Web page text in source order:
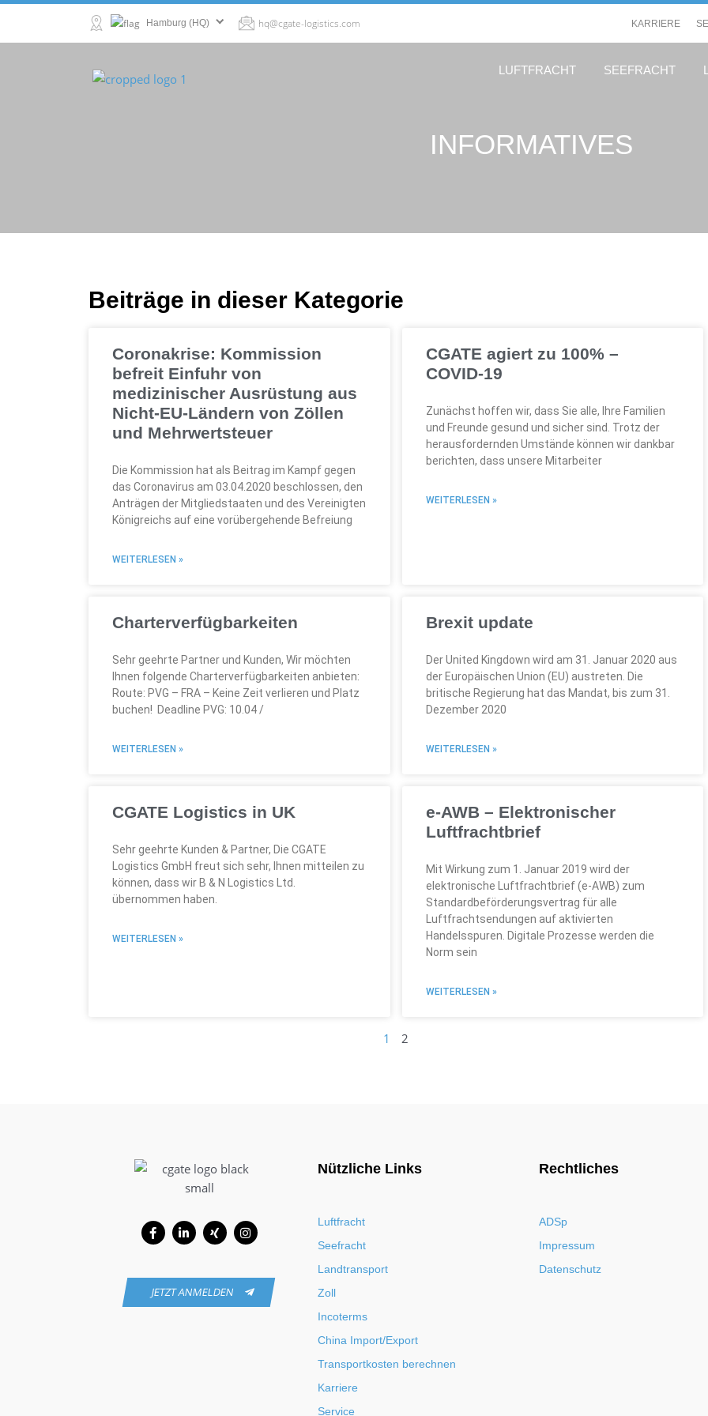
Hamburg (HQ) hq@cgate-logistics.com KARRIERE
LUFTFRACHT SEEFRACHT
INFORMATIVES
Beiträge in dieser Kategorie
Coronakrise: Kommission
befreit Einfuhr von
medizinischer Ausrüstung aus
Nicht-EU-Ländern von Zöllen
und Mehrwertsteuer
Die Kommission hat als Beitrag im Kampf gegen
das Coronavirus am 03.04.2020 beschlossen, den
Anträgen der Mitgliedstaaten und des Vereinigten
Königreichs auf eine vorübergehende Befreiung
WEITERLESEN »
CGATE agiert zu 100% –
COVID-19
Zunächst hoffen wir, dass Sie alle, Ihre Familien
und Freunde gesund und sicher sind. Trotz der
herausfordernden Umstände können wir dankbar
berichten, dass unsere Mitarbeiter
WEITERLESEN »
Charterverfügbarkeiten
Sehr geehrte Partner und Kunden, Wir möchten
Ihnen folgende Charterverfügbarkeiten anbieten:
Route: PVG – FRA – Keine Zeit verlieren und Platz
buchen! Deadline PVG: 10.04 /
WEITERLESEN »
Brexit update
Der United Kingdown wird am 31. Januar 2020 aus
der Europäischen Union (EU) austreten. Die
britische Regierung hat das Mandat, bis zum 31.
Dezember 2020
WEITERLESEN »
CGATE Logistics in UK
Sehr geehrte Kunden & Partner, Die CGATE
Logistics GmbH freut sich sehr, Ihnen mitteilen zu
können, dass wir B & N Logistics Ltd.
übernommen haben.
WEITERLESEN »
e-AWB – Elektronischer
Luftfrachtbrief
Mit Wirkung zum 1. Januar 2019 wird der
elektronische Luftfrachtbrief (e-AWB) zum
Standardbeförderungsvertrag für alle
Luftfrachtsendungen auf aktivierten
Handelsspuren. Digitale Prozesse werden die
Norm sein
WEITERLESEN »
1 2
Facebook-
f
Linkedin-
in
Xing Instagram
JETZT ANMELDEN
Nützliche Links
Luftfracht
Seefracht
Landtransport
Zoll
Incoterms
China Import/Export
Transportkosten berechnen
Karriere
Service
Rechtliches
ADSp
Impressum
Datenschutz